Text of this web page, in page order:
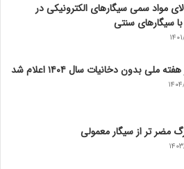
مواد سمی سیگارهای الکترونیکی در
سیگارهای سنتی
۱۵
ملی بدون دخانیات سال ۱۴۰۴ اعلام شد
۲۸
مضر تر از سیگار معمولی
۰۵